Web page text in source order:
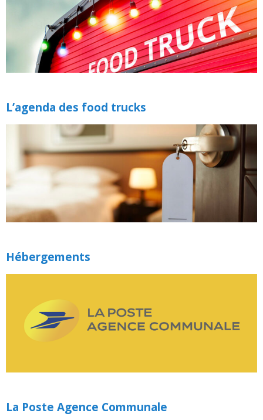
L’agenda des food trucks
Hébergements
La Poste Agence Communale